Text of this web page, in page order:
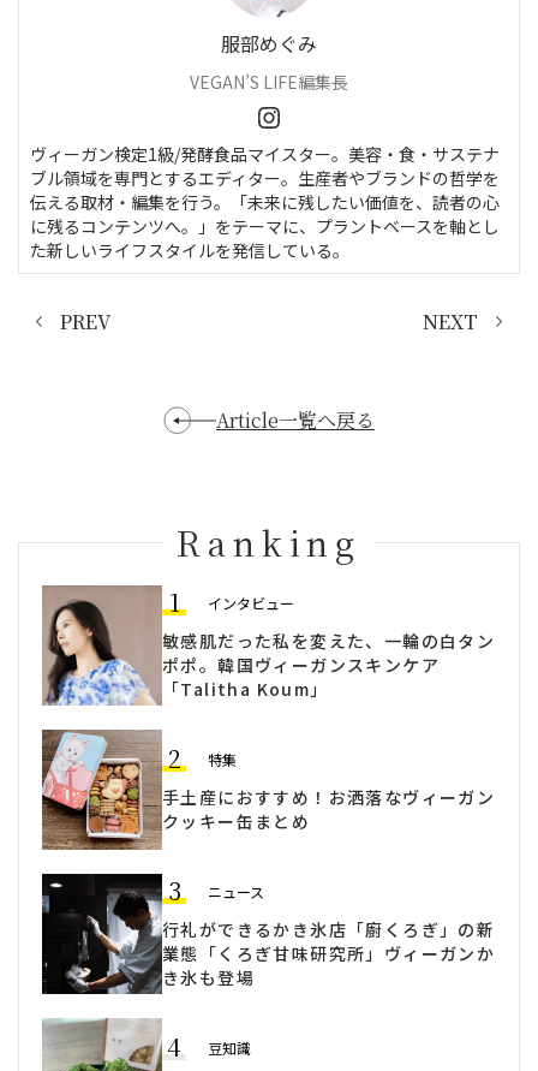
服部めぐみ
VEGAN’S LIFE編集長
ヴィーガン検定1級/発酵食品マイスター。美容・食・サステナ
ブル領域を専門とするエディター。生産者やブランドの哲学を
伝える取材・編集を行う。「未来に残したい価値を、読者の心
に残るコンテンツへ。」をテーマに、プラントベースを軸とし
た新しいライフスタイルを発信している。
PREV NEXT
Ranking
1 インタビュー
敏感肌だった私を変えた、一輪の白タン
ポポ。韓国ヴィーガンスキンケア
「Talitha Koum」
2 特集
手土産におすすめ！お洒落なヴィーガン
クッキー缶まとめ
3 ニュース
行礼ができるかき氷店「廚くろぎ」の新
業態「くろぎ甘味研究所」ヴィーガンか
き氷も登場
4 豆知識
Article一覧へ戻る